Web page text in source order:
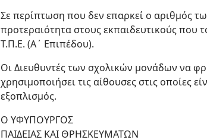
Σε περίπτωση που δεν επαρκεί ο αριθμός
προτεραιότητα στους εκπαιδευτικούς που
Τ.Π.Ε. (Α΄ Επιπέδου).
Οι Διευθυντές των σχολικών μονάδων να
χρησιμοποιήσει τις αίθουσες στις οποίες
εξοπλισμός.
Ο ΥΦΥΠΟΥΡΓΟΣ
ΠΑΙΔΕΙΑΣ ΚΑΙ ΘΡΗΣΚΕΥΜΑΤΩΝ